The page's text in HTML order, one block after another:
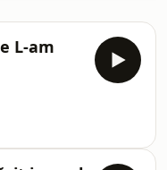
L-am